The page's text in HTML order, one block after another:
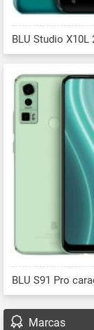
BLU Studio
BLU S91 Pro
Marcas